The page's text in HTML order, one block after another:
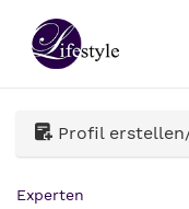
Profil
Experten